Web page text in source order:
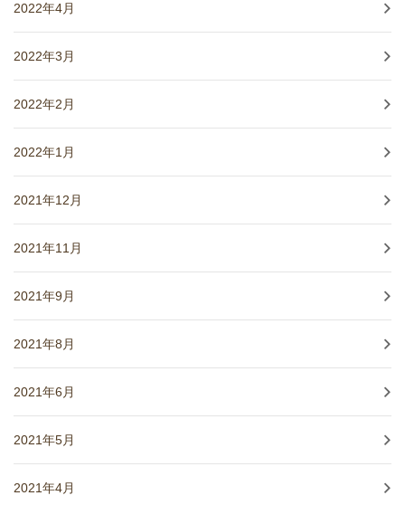
2022年4月
2022年3月
2022年2月
2022年1月
2021年12月
2021年11月
2021年9月
2021年8月
2021年6月
2021年5月
2021年4月